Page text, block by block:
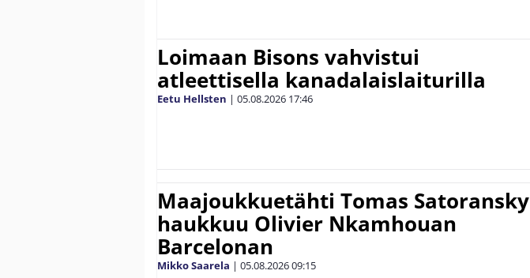
Loimaan Bisons vahvistui
atleettisella kanadalaislaiturilla
Eetu Hellsten | 05.08.2026 17:46
Maajoukkuetähti Tomas Satoransky
haukkuu Olivier Nkamhouan
Barcelonan
Mikko Saarela | 05.08.202609:15